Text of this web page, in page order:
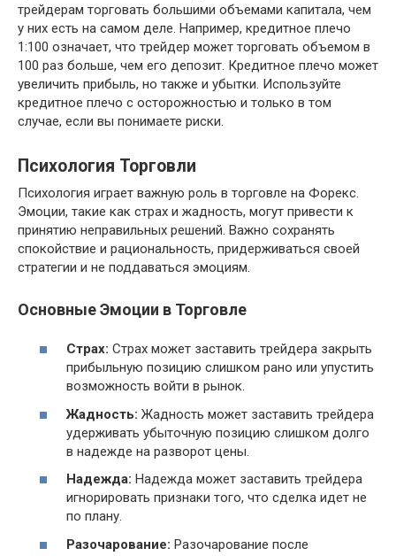
трейдерам торговать большими объемами капитала, чем
у них есть на самом деле. Например, кредитное плечо
1:100 означает, что трейдер может торговать объемом в
100 раз больше, чем его депозит. Кредитное плечо может
увеличить прибыль, но также и убытки. Используйте
кредитное плечо с осторожностью и только в том
случае, если вы понимаете риски.
Психология Торговли
Психология играет важную роль в торговле на Форекс.
Эмоции, такие как страх и жадность, могут привести к
принятию неправильных решений. Важно сохранять
спокойствие и рациональность, придерживаться своей
стратегии и не поддаваться эмоциям.
Основные Эмоции в Торговле
Страх: Страх может заставить трейдера закрыть
прибыльную позицию слишком рано или упустить
возможность войти в рынок.
Жадность: Жадность может заставить трейдера
удерживать убыточную позицию слишком долго
в надежде на разворот цены.
Надежда: Надежда может заставить трейдера
игнорировать признаки того, что сделка идет не
по плану.
Разочарование: Разочарование после